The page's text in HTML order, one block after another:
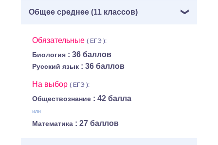
Общее среднее (11 классов)
Обязательные ( ЕГЭ ):
Биология : 36 баллов
Русский язык : 36 баллов
На выбор ( ЕГЭ ):
Обществознание : 42 балла
или
Математика : 27 баллов